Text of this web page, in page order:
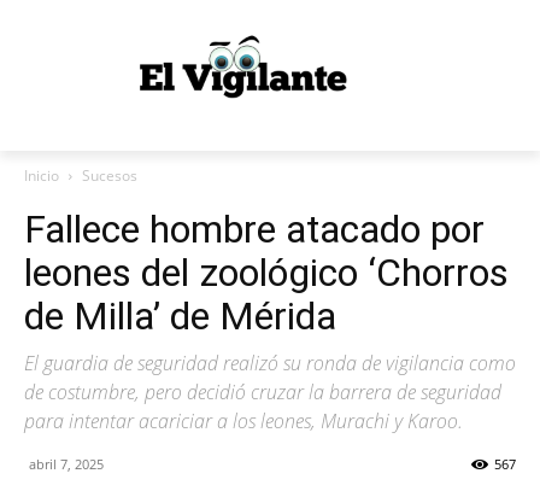
Inicio Sucesos
Fallece hombre atacado por
leones del zoológico ‘Chorros
de Milla’ de Mérida
El guardia de seguridad realizó su ronda de vigilancia como
de costumbre, pero decidió cruzar la barrera de seguridad
para intentar acariciar a los leones, Murachi y Karoo.
abril 7, 2025 567